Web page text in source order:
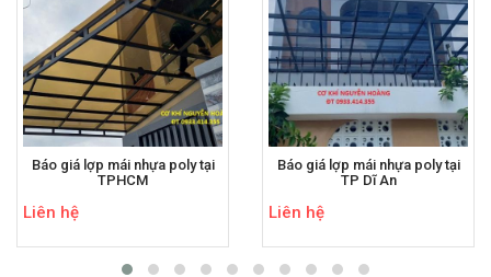
Báo giá lợp mái nhựa poly tại
TPHCM
Liên hệ
Báo giá lợp mái nhựa poly tại
TP Dĩ An
Liên hệ